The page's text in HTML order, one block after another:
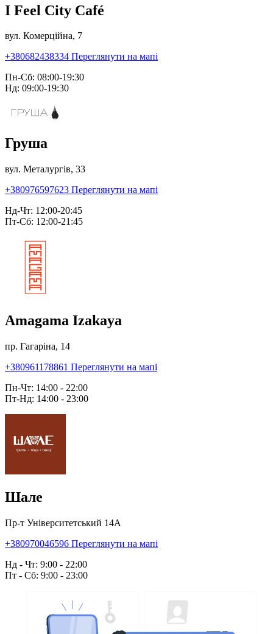
I Feel City Café
вул. Комерційна, 7
+380682438334 Переглянути на мапі
Пн-Сб: 08:00-19:30
Нд: 09:00-19:30
Груша
вул. Металургів, 33
+380976597623 Переглянути на мапі
Нд-Чт: 12:00-20:45
Пт-Сб: 12:00-21:45
Amagama Izakaya
пр. Гагаріна, 14
+380961178861 Переглянути на мапі
Пн-Чт: 14:00 - 22:00
Пт-Нд: 14:00 - 23:00
Шале
Пр-т Університетський 14А
+380970046596 Переглянути на мапі
Нд - Чт: 9:00 - 22:00
Пт - Сб: 9:00 - 23:00